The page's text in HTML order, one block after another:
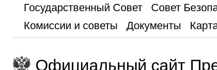
Государственный Совет
Совет
Комиссии и советы
Документы
Официальный сайт